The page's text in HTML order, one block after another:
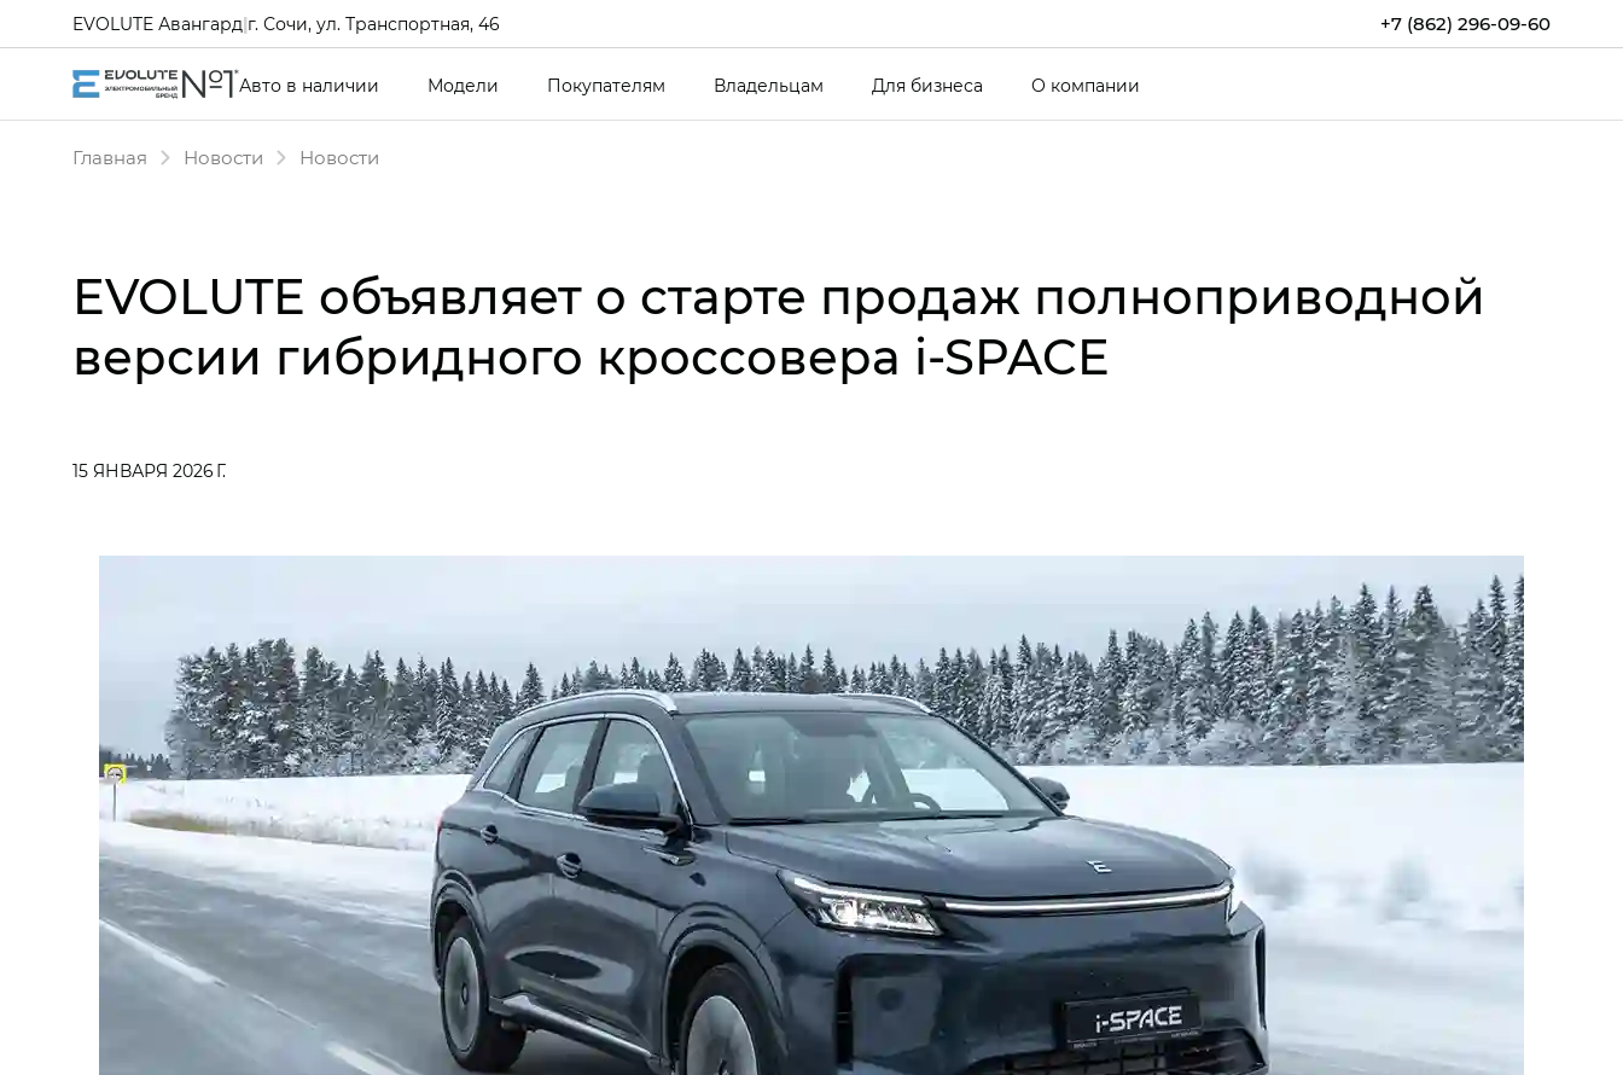
+7 (862) 296-09-60
EVOLUTE Авангард|г. Сочи, ул. Транспортная, 46
Авто в наличии Модели Покупателям Владельцам Для бизнеса О компании
Главная Новости Новости
EVOLUTE объявляет о старте продаж полноприводной
версии гибридного кроссовера i‑SPACE
15 ЯНВАРЯ 2026 Г.